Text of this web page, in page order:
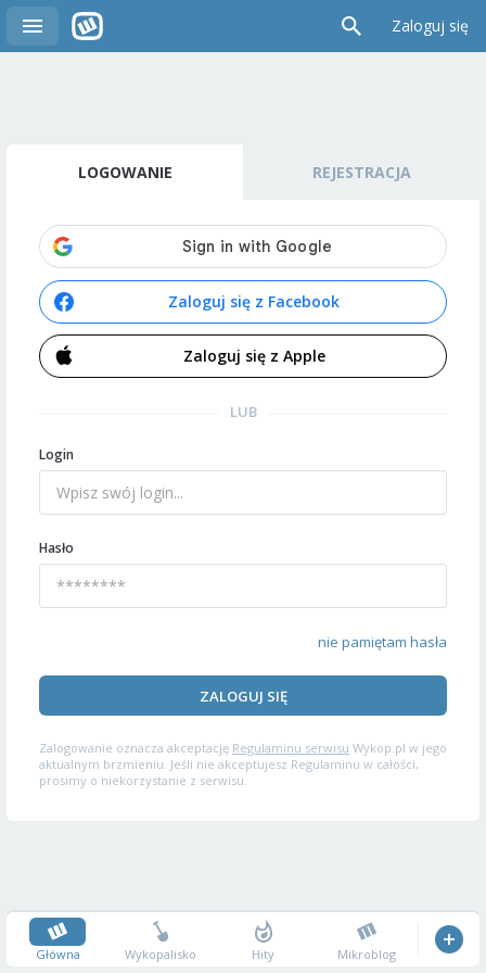
Zaloguj się
LOGOWANIE REJESTRACJA
Zaloguj się z Facebook
Zaloguj się z Apple
LUB
Login
Hasło
nie pamiętam hasła
ZALOGUJ SIĘ
Zalogowanie oznacza akceptację Regulaminu serwisu Wykop.pl w jego
aktualnym brzmieniu. Jeśli nie akceptujesz Regulaminu w całości,
prosimy o niekorzystanie z serwisu.
Główna Wykopalisko Hity Mikroblog